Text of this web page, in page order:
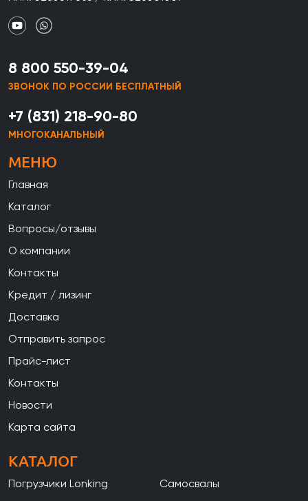
8 800 550-39-04
ЗВОНОК ПО РОССИИ БЕСПЛАТНЫЙ
+7 (831) 218-90-80
МНОГОКАНАЛЬНЫЙ
МЕНЮ
Главная
Каталог
Вопросы/отзывы
О компании
Контакты
Кредит / лизинг
Доставка
Отправить запрос
Прайс-лист
Контакты
Новости
Карта сайта
КАТАЛОГ
Погрузчики Lonking
Самосвалы